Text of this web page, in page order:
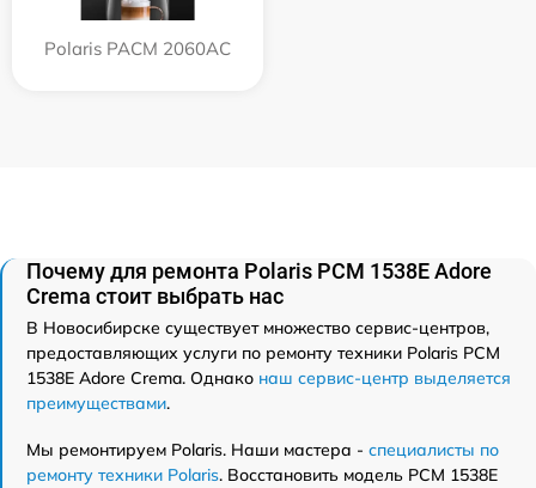
Polaris PACM 2060AC
Почему для ремонта Polaris PCM 1538E Adore
Crema стоит выбрать нас
В Новосибирске существует множество сервис-центров,
предоставляющих услуги по ремонту техники Polaris PCM
1538E Adore Crema. Однако наш сервис-центр выделяется
преимуществами.
Мы ремонтируем Polaris. Наши мастера - специалисты по
ремонту техники Polaris. Восстановить модель PCM 1538E